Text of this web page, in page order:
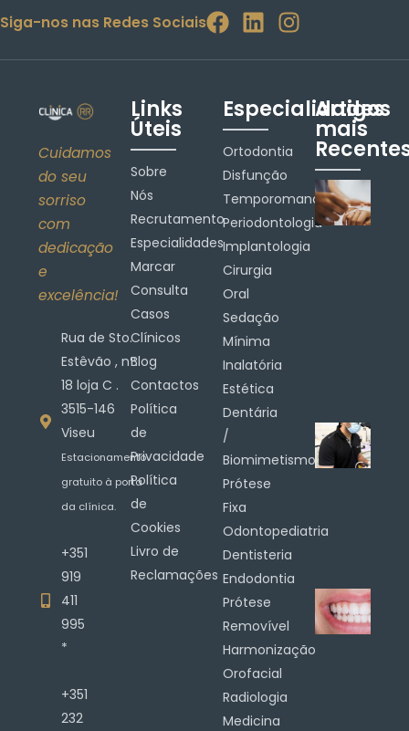
Siga-nos nas Redes Sociais
Cuidamos
do seu
sorriso
com
dedicação
e
excelência!
Rua de Sto.
Estêvão , nº.
18 loja C .
3515-146
Viseu
Estacionamento
gratuito à porta
da clínica.
+351
919
411
995
*
+351
232
Links
Úteis
Sobre
Nós
Recrutamento
Especialidades
Marcar
Consulta
Casos
Clínicos
Blog
Contactos
Política
de
Privacidade
Política
de
Cookies
Livro de
Reclamações
Especialidades
Ortodontia
Disfunção
Temporomandibular
Periodontologia
Implantologia
Cirurgia
Oral
Sedação
Mínima
Inalatória
Estética
Dentária
/
Biomimetismo
Prótese
Fixa
Odontopediatria
Dentisteria
Endodontia
Prótese
Removível
Harmonização
Orofacial
Radiologia
Medicina
Artigos
mais